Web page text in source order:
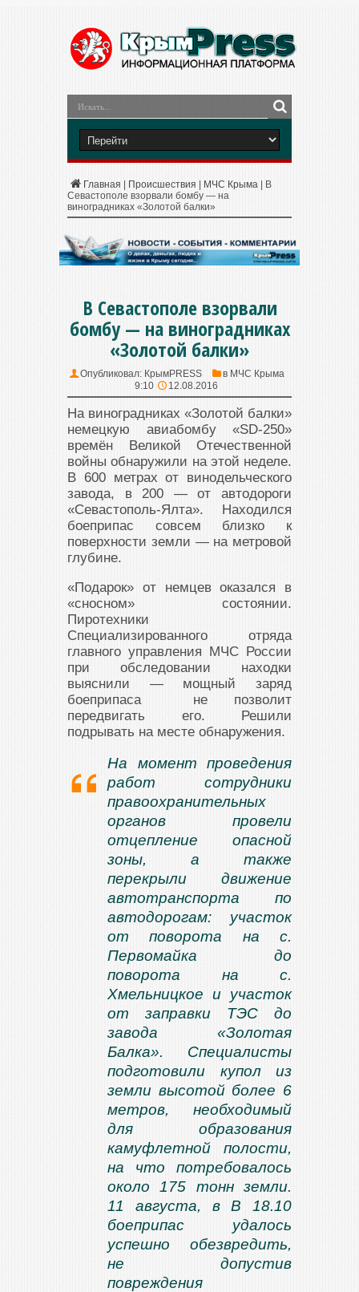
Главная Происшествия МЧС Крыма
В
Севастополе взорвали бомбу — на
виноградниках «Золотой балки»
В Севастополе взорвали
бомбу — на виноградниках
«Золотой балки»
Опубликовал: КрымPRESS в МЧС Крыма
9:10
12.08.2016
На виноградниках «Золотой балки»
немецкую авиабомбу «SD-250»
времён Великой Отечественной
войны обнаружили на этой неделе.
В 600 метрах от винодельческого
завода, в 200 — от автодороги
«Севастополь-Ялта». Находился
боеприпас совсем близко к
поверхности земли — на метровой
глубине.
«Подарок» от немцев оказался в
«сносном» состоянии.
Пиротехники
Специализированного отряда
главного управления МЧС России
при обследовании находки
выяснили — мощный заряд
боеприпаса не позволит
передвигать его. Решили
подрывать на месте обнаружения.
На момент проведения
работ сотрудники
правоохранительных
органов провели
отцепление опасной
зоны, а также
перекрыли движение
автотранспорта по
автодорогам: участок
от поворота на с.
Первомайка до
поворота на с.
Хмельницкое и участок
от заправки ТЭС до
завода «Золотая
Балка». Специалисты
подготовили купол из
земли высотой более 6
метров, необходимый
для образования
камуфлетной полости,
на что потребовалось
около 175 тонн земли.
11 августа, в В 18.10
боеприпас удалось
успешно обезвредить,
не допустив
повреждения